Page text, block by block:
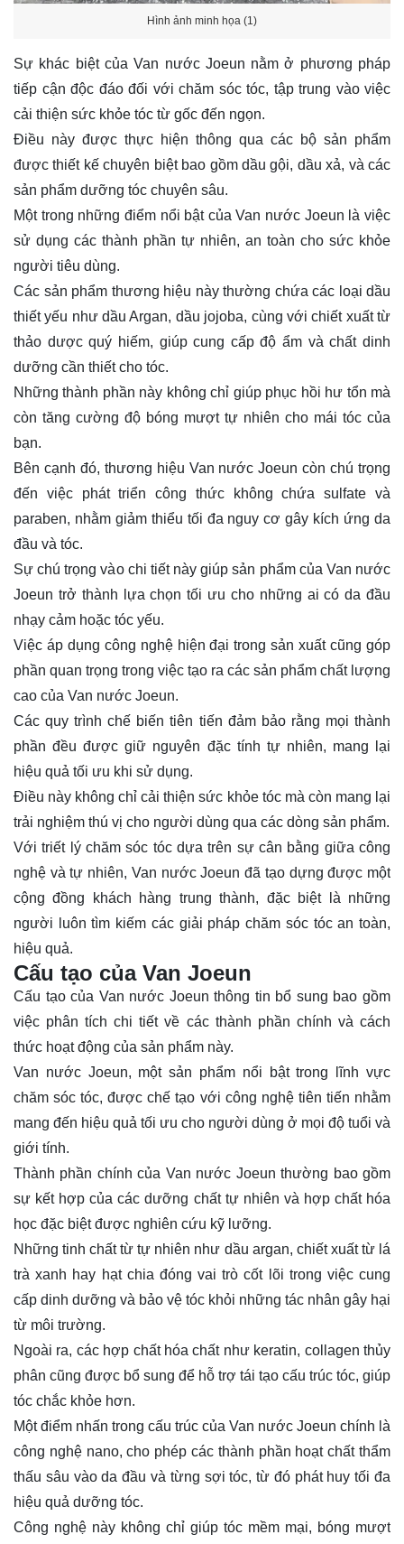
Hình ảnh minh họa (1)
Sự khác biệt của Van nước Joeun nằm ở phương pháp
tiếp cận độc đáo đối với chăm sóc tóc, tập trung vào việc
cải thiện sức khỏe tóc từ gốc đến ngọn.
Điều này được thực hiện thông qua các bộ sản phẩm
được thiết kế chuyên biệt bao gồm dầu gội, dầu xả, và các
sản phẩm dưỡng tóc chuyên sâu.
Một trong những điểm nổi bật của Van nước Joeun là việc
sử dụng các thành phần tự nhiên, an toàn cho sức khỏe
người tiêu dùng.
Các sản phẩm thương hiệu này thường chứa các loại dầu
thiết yếu như dầu Argan, dầu jojoba, cùng với chiết xuất từ
thảo dược quý hiếm, giúp cung cấp độ ẩm và chất dinh
dưỡng cần thiết cho tóc.
Những thành phần này không chỉ giúp phục hồi hư tổn mà
còn tăng cường độ bóng mượt tự nhiên cho mái tóc của
bạn.
Bên cạnh đó, thương hiệu Van nước Joeun còn chú trọng
đến việc phát triển công thức không chứa sulfate và
paraben, nhằm giảm thiểu tối đa nguy cơ gây kích ứng da
đầu và tóc.
Sự chú trọng vào chi tiết này giúp sản phẩm của Van nước
Joeun trở thành lựa chọn tối ưu cho những ai có da đầu
nhạy cảm hoặc tóc yếu.
Việc áp dụng công nghệ hiện đại trong sản xuất cũng góp
phần quan trọng trong việc tạo ra các sản phẩm chất lượng
cao của Van nước Joeun.
Các quy trình chế biến tiên tiến đảm bảo rằng mọi thành
phần đều được giữ nguyên đặc tính tự nhiên, mang lại
hiệu quả tối ưu khi sử dụng.
Điều này không chỉ cải thiện sức khỏe tóc mà còn mang lại
trải nghiệm thú vị cho người dùng qua các dòng sản phẩm.
Với triết lý chăm sóc tóc dựa trên sự cân bằng giữa công
nghệ và tự nhiên, Van nước Joeun đã tạo dựng được một
cộng đồng khách hàng trung thành, đặc biệt là những
người luôn tìm kiếm các giải pháp chăm sóc tóc an toàn,
hiệu quả.
Cấu tạo của Van Joeun
Cấu tạo của Van nước Joeun thông tin bổ sung bao gồm
việc phân tích chi tiết về các thành phần chính và cách
thức hoạt động của sản phẩm này.
Van nước Joeun, một sản phẩm nổi bật trong lĩnh vực
chăm sóc tóc, được chế tạo với công nghệ tiên tiến nhằm
mang đến hiệu quả tối ưu cho người dùng ở mọi độ tuổi và
giới tính.
Thành phần chính của Van nước Joeun thường bao gồm
sự kết hợp của các dưỡng chất tự nhiên và hợp chất hóa
học đặc biệt được nghiên cứu kỹ lưỡng.
Những tinh chất từ tự nhiên như dầu argan, chiết xuất từ lá
trà xanh hay hạt chia đóng vai trò cốt lõi trong việc cung
cấp dinh dưỡng và bảo vệ tóc khỏi những tác nhân gây hại
từ môi trường.
Ngoài ra, các hợp chất hóa chất như keratin, collagen thủy
phân cũng được bổ sung để hỗ trợ tái tạo cấu trúc tóc, giúp
tóc chắc khỏe hơn.
Một điểm nhấn trong cấu trúc của Van nước Joeun chính là
công nghệ nano, cho phép các thành phần hoạt chất thẩm
thấu sâu vào da đầu và từng sợi tóc, từ đó phát huy tối đa
hiệu quả dưỡng tóc.
Công nghệ này không chỉ giúp tóc mềm mại, bóng mượt